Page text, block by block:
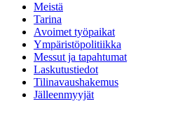
Meistä
Tarina
Avoimet työpaikat
Ympäristöpolitiikka
Messut ja tapahtumat
Laskutustiedot
Tilinavaushakemus
Jälleenmyyjät